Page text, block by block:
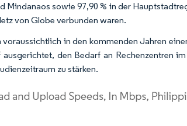
Mindanaos sowie 97,90 % in der
von Globe verbunden waren.
in den kommenden Jahren
den Bedarf an Rechenzentren
zu stärken.